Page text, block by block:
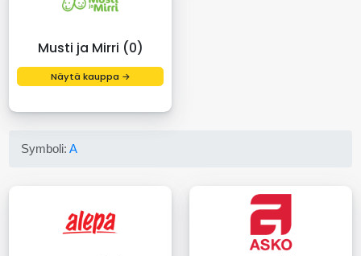
Musti ja Mirri (0)
Näytä kauppa →
Symboli:A